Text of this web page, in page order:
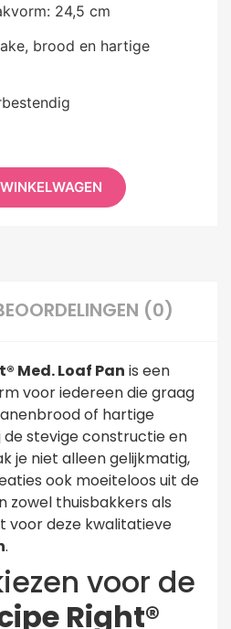
24,5 cm
brood en hartige
(0)
Med. Loaf Pan is een
voor iedereen die graag
of hartige
de stevige constructie en
je niet alleen gelijkmatig,
ook moeiteloos uit de
zowel thuisbakkers als
voor deze kwalitatieve
.
voor de
Right®